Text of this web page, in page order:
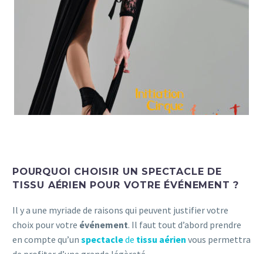
POURQUOI CHOISIR UN SPECTACLE DE
TISSU AÉRIEN POUR VOTRE ÉVÉNEMENT ?
Il y a une myriade de raisons qui peuvent justifier votre
choix pour votre événement. Il faut tout d’abord prendre
en compte qu’un spectaclede tissu aérien vous permettra